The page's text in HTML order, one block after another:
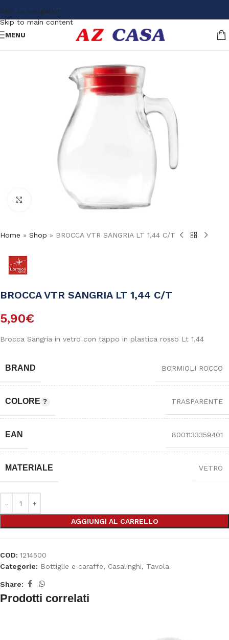
Skip to navigation
Skip to main content
MENU
Click to enlarge
Home » Shop » BROCCA VTR SANGRIA LT 1,44 C/T
BROCCA VTR SANGRIA LT 1,44 C/T
5,90€
Brocca Sangria in vetro con tappo in plastica rosso Lt 1,44
BRAND BORMIOLI ROCCO
COLORE TRASPARENTE
EAN 8001133359401
MATERIALE VETRO
AGGIUNGI AL CARRELLO
COD: 1214500
Categorie: Bottiglie e caraffe, Casalinghi, Tavola
Share:
Prodotti correlati